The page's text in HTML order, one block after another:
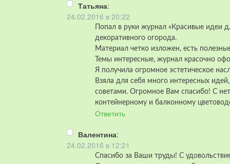
Татьяна:
24.02.2016 в 20:22
Попал в руки журнал «Красивые идеи
декоративного огорода.
Материал четко изложен, есть
Темы интересные, журнал красочно
Я получила огромное эстетическое
Взяла для себя много интересных
советами. Огромное Вам спасибо! С
контейнерному и балконному
Ответить
Валентина:
24.02.2016 в 12:21
Спасибо за Ваши труды! С